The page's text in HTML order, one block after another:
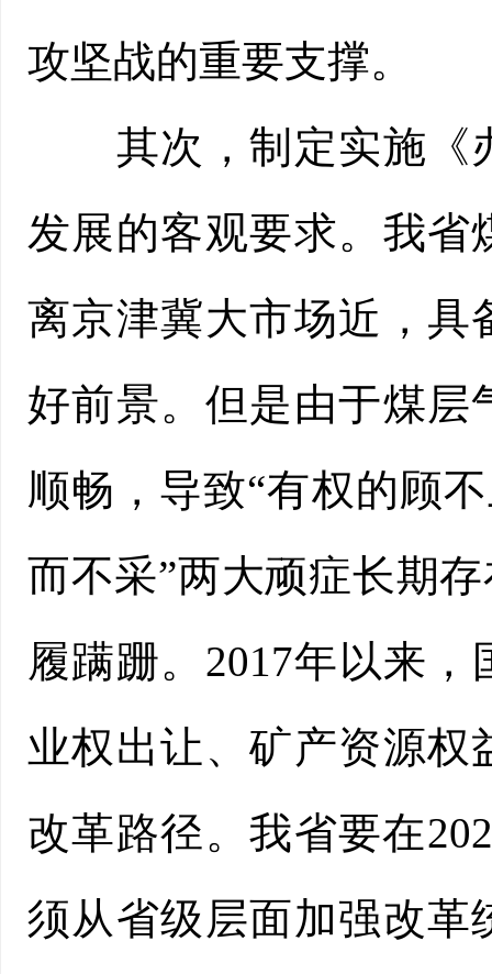
攻坚战的重要支撑。
其次，制定实施《
发展的客观要求。我省
离京津冀大市场近，具
好前景。但是由于煤层
顺畅，导致“有权的顾
而不采”两大顽症长期
履蹒跚。2017年以来
业权出让、矿产资源权
改革路径。我省要在
须从省级层面加强改革